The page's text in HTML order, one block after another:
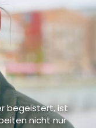
begeistert, ist
nicht nur